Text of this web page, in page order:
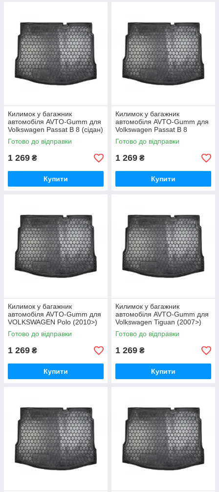
Килимок у багажник
автомобіля AVTO-Gumm для
Volkswagen Passat B 8 (сідан)
поліуретановий
Готово до відправки
1 269 ₴
Купити
Килимок у багажник
автомобіля AVTO-Gumm для
Volkswagen Passat B 8
(універсал) поліуретановий
Готово до відправки
1 269 ₴
Купити
Килимок у багажник
автомобіля AVTO-Gumm для
VOLKSWAGEN Polo (2010>)
(сідан) поліуретановий
Готово до відправки
1 269 ₴
Купити
Килимок у багажник
автомобіля AVTO-Gumm для
Volkswagen Tiguan (2007>)
поліуретановий
Готово до відправки
1 269 ₴
Купити